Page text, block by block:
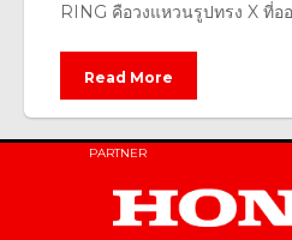
RING คือวงแหวนรูปทรง X ที่อ
Read More
PARTNER